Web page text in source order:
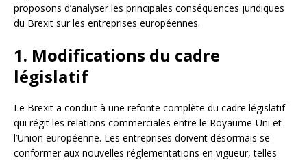
proposons d’analyser les principales conséquences juridiques
du Brexit sur les entreprises européennes.
1. Modifications du cadre
législatif
Le Brexit a conduit à une refonte complète du cadre législatif
qui régit les relations commerciales entre le Royaume-Uni et
l’Union européenne. Les entreprises doivent désormais se
conformer aux nouvelles réglementations en vigueur, telles